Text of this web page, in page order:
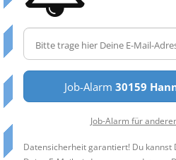
Job-Alarm 30159
Job-Alarm für
Datensicherheit garantiert! Du kannst